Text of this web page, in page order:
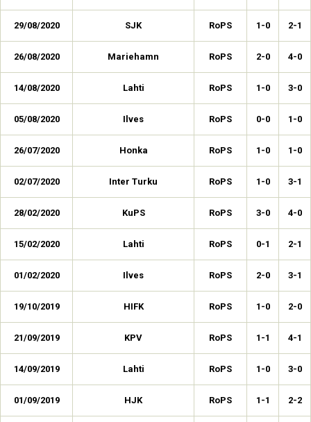
29/08/2020 SJK RoPS 1-0 2-1
26/08/2020 Mariehamn RoPS 2-0 4-0
14/08/2020 Lahti RoPS 1-0 3-0
05/08/2020 Ilves RoPS 0-0 1-0
26/07/2020 Honka RoPS 1-0 1-0
02/07/2020 Inter Turku RoPS 1-0 3-1
28/02/2020 KuPS RoPS 3-0 4-0
15/02/2020 Lahti RoPS 0-1 2-1
01/02/2020 Ilves RoPS 2-0 3-1
19/10/2019 HIFK RoPS 1-0 2-0
21/09/2019 KPV RoPS 1-1 4-1
14/09/2019 Lahti RoPS 1-0 3-0
01/09/2019 HJK RoPS 1-1 2-2